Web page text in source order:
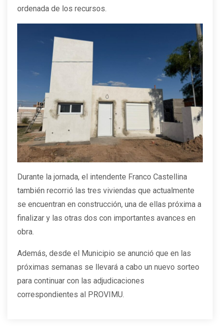
ordenada de los recursos.
Durante la jornada, el intendente Franco Castellina
también recorrió las tres viviendas que actualmente
se encuentran en construcción, una de ellas próxima a
finalizar y las otras dos con importantes avances en
obra.
Además, desde el Municipio se anunció que en las
próximas semanas se llevará a cabo un nuevo sorteo
para continuar con las adjudicaciones
correspondientes al PROVIMU.